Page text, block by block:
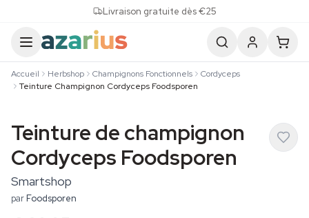
Livraison gratuite dès €25
Accueil Herbshop Champignons Fonctionnels
Cordyceps
Teinture Champignon Cordyceps Foodsporen
Teinture de champignon
Cordyceps Foodsporen
Smartshop
parFoodsporen